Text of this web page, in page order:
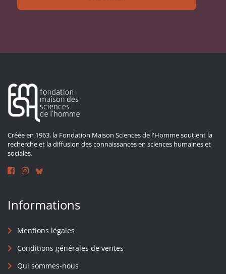
Créée en 1963, la Fondation Maison Sciences de l'Homme soutient la
recherche et la diffusion des connaissances en sciences humaines et
sociales.
Informations
Mentions légales
Conditions générales de ventes
Qui sommes-nous